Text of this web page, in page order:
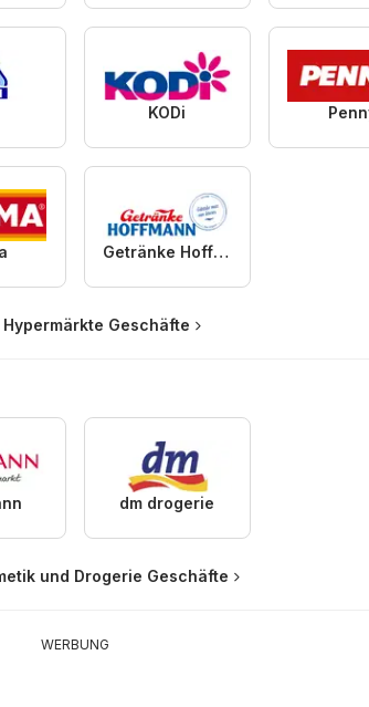
KODi
Getränke Hoffmann
Geschäfte
dm drogerie
und Drogerie Geschäfte
WERBUNG